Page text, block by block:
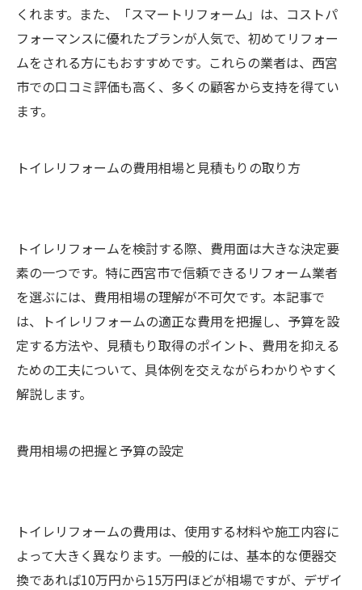
くれます。また、「スマートリフォーム」は、コストパ
フォーマンスに優れたプランが人気で、初めてリフォー
ムをされる方にもおすすめです。これらの業者は、西宮
市での口コミ評価も高く、多くの顧客から支持を得てい
ます。
トイレリフォームの費用相場と見積もりの取り方
トイレリフォームを検討する際、費用面は大きな決定要
素の一つです。特に西宮市で信頼できるリフォーム業者
を選ぶには、費用相場の理解が不可欠です。本記事で
は、トイレリフォームの適正な費用を把握し、予算を設
定する方法や、見積もり取得のポイント、費用を抑える
ための工夫について、具体例を交えながらわかりやすく
解説します。
費用相場の把握と予算の設定
トイレリフォームの費用は、使用する材料や施工内容に
よって大きく異なります。一般的には、基本的な便器交
換であれば10万円から15万円ほどが相場ですが、デザイ